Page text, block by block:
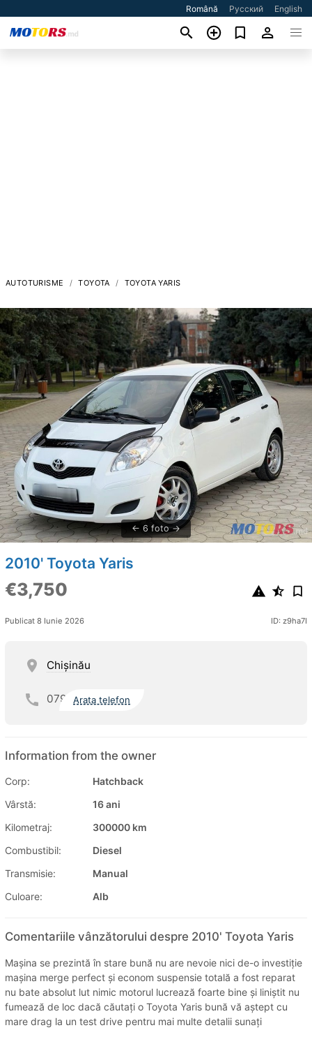
Română Русский English
AUTOTURISME TOYOTA TOYOTA YARIS
6 foto
2010' Toyota Yaris
€3,750
Publicat 8 Iunie 2026 ID: z9ha7I
Chişinău
079 Arata telefon
Information from the owner
Corp:
Hatchback
Vârstă:
16 ani
Kilometraj:
300000 km
Combustibil:
Diesel
Transmisie:
Manual
Culoare:
Alb
Comentariile vânzătorului despre 2010' Toyota Yaris
Mașina se prezintă în stare bună nu are nevoie nici de-o investiție
mașina merge perfect și econom suspensie totală a fost reparat
nu bate absolut lut nimic motorul lucrează foarte bine și liniștit nu
fumează de loc dacă căutați o Toyota Yaris bună vă aștept cu
mare drag la un test drive pentru mai multe detalii sunați